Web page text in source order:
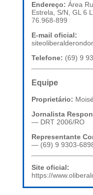
Endereço: Área
Estrela, S/N, GL 6
76.968-899
E-mail oficial:
Telefone: (69) 9
Equipe
Proprietário:
Jornalista
— DRT 2006/RO
Representante
— (69) 9 9303-
Site oficial:
https://